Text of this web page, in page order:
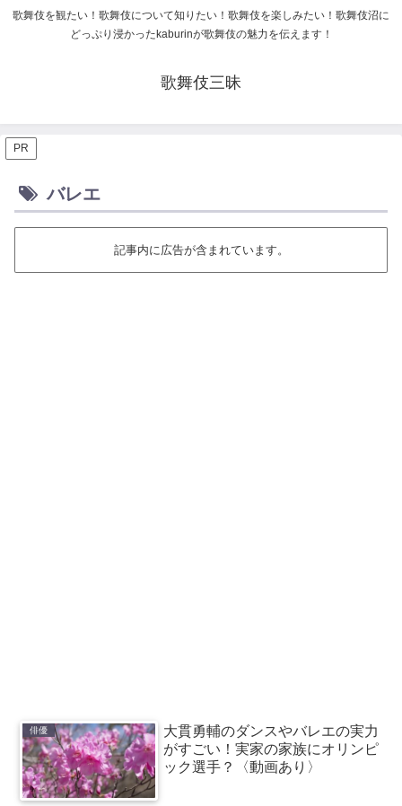
歌舞伎を観たい！歌舞伎について知りたい！歌舞伎を楽しみたい！歌舞伎沼に
どっぷり浸かったkaburinが歌舞伎の魅力を伝えます！
歌舞伎三昧
PR
バレエ
記事内に広告が含まれています。
俳優
大貫勇輔のダンスやバレエの実力
がすごい！実家の家族にオリンピ
ック選手？〈動画あり〉